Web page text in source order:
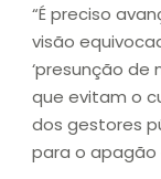
“É preciso
visão
‘presunção de
que evitam o
dos gestores
para o apagão